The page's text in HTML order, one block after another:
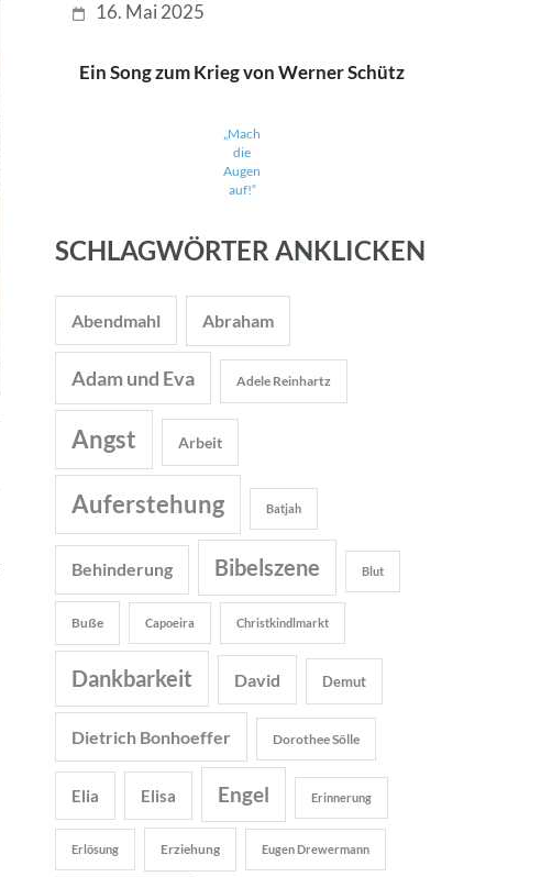
16. Mai 2025
Ein Song zum Krieg von Werner Schütz
„Mach
die
Augen
auf!“
SCHLAGWÖRTER ANKLICKEN
Abendmahl Abraham
Adam und Eva Adele Reinhartz
Angst Arbeit
Auferstehung Batjah
Behinderung Bibelszene Blut
Buße Capoeira Christkindlmarkt
Dankbarkeit David Demut
Dietrich Bonhoeffer Dorothee Sölle
Elia Elisa Engel Erinnerung
Erlösung Erziehung Eugen Drewermann